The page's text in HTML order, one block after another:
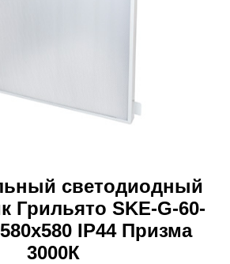
светодиодный
Грильято SKE-G-60-
IP44 Призма
3000К